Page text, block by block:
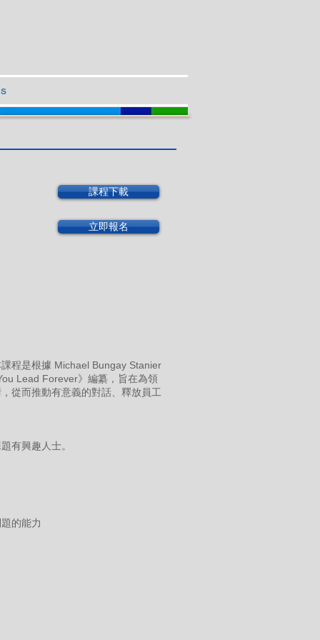
程是根據 Michael Bungay Stanier
Lead Forever》編纂，旨在為領
從而推動有意義的對話、釋放員工
有興趣人士。
的能力
課程下載
立即報名